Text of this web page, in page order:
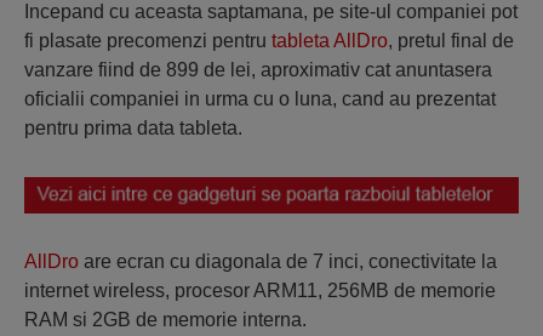
Incepand cu aceasta saptamana, pe site-ul companiei pot
fi plasate precomenzi pentru tableta AllDro, pretul final de
vanzare fiind de 899 de lei, aproximativ cat anuntasera
oficialii companiei in urma cu o luna, cand au prezentat
pentru prima data tableta.
AllDro are ecran cu diagonala de 7 inci, conectivitate la
internet wireless, procesor ARM11, 256MB de memorie
RAM si 2GB de memorie interna.